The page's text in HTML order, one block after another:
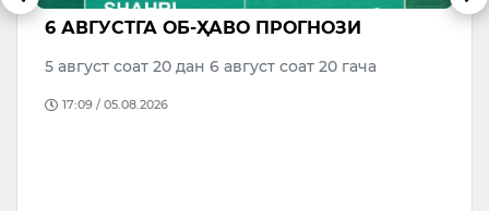
6 АВГУСТГА ОБ-ҲАВО ПРОГНОЗИ
5 август соат 20 дан 6 август соат 20 гача
17:09 / 05.08.2026